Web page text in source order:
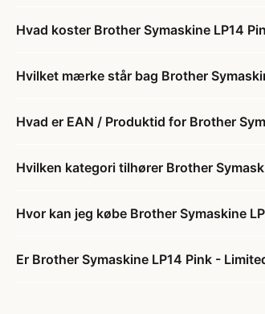
Hvad koster Brother Symaskine LP14
Hvilket mærke står bag Brother
Hvad er EAN / Produktid for Brother
Hvilken kategori tilhører Brother
Hvor kan jeg købe Brother Symaskine
Er Brother Symaskine LP14 Pink -